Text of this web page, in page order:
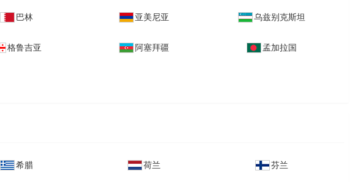
巴林 亚美尼亚 乌兹别克斯坦
格鲁吉亚 阿塞拜疆 孟加拉国
希腊 荷兰 芬兰